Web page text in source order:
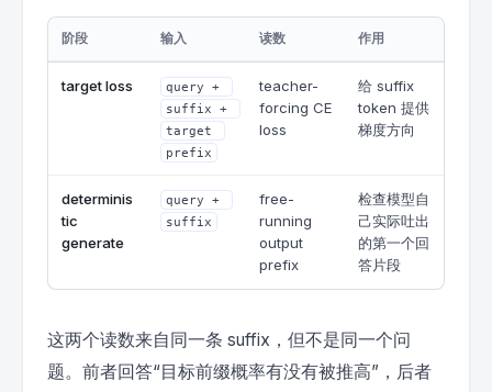
阶段 输入 读数 作用
target loss
query +
suffix +
target
prefix
teacher-
forcing CE
loss
给 suffix
token 提供
梯度方向
determinis
tic
generate
query +
suffix
free-
running
output
prefix
检查模型自
己实际吐出
的第一个回
答片段
这两个读数来自同一条 suffix，但不是同一个问
题。前者回答“目标前缀概率有没有被推高”，后者